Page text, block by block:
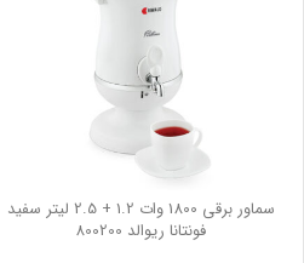
سماور برقی 1800 وات 1.2 + 2.5 لیتر سفید
فونتانا ریوالد 800200